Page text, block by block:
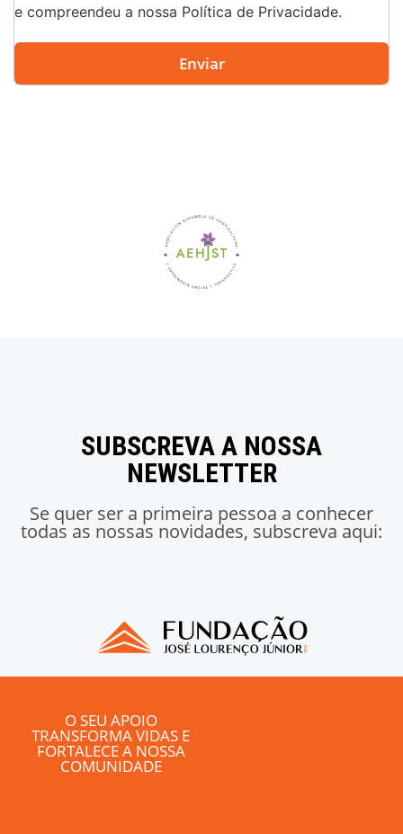
e compreendeu a nossa Política de Privacidade.
Enviar
SUBSCREVA A NOSSA
NEWSLETTER
Se quer ser a primeira pessoa a conhecer
todas as nossas novidades, subscreva aqui:
O SEU APOIO
TRANSFORMA VIDAS E
FORTALECE A NOSSA
COMUNIDADE